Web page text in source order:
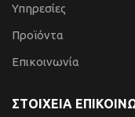
Υπηρεσίες
Προϊόντα
Επικοινωνία
ΣΤΟΙΧΕΙΑ